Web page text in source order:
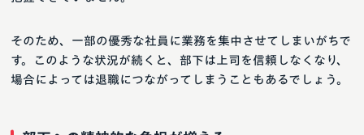
そのため、一部の優秀な社員に業務を集中させてしまいがちで
す。このような状況が続くと、部下は上司を信頼しなくなり、
場合によっては退職につながってしまうこともあるでしょう。